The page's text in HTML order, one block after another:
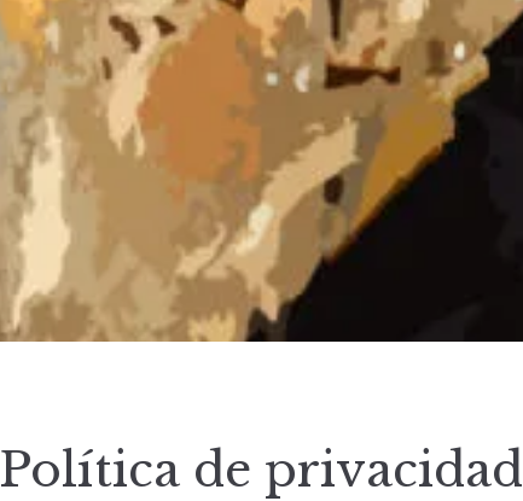
Política de privacidad